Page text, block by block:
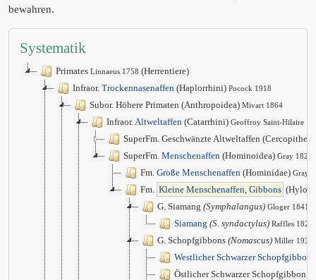
bewahren.
Systematik
Primates Linnaeus 1758 (Herrentiere)
Infraor. Trockennasenaffen (Haplorrhini) Pocock 1918
Subor. Höhere Primaten (Anthropoidea) Mivart 1864
Infraor. Altweltaffen (Catarrhini) Geoffroy Saint-Hilaire
SuperFm. Geschwänzte Altweltaffen
SuperFm. Menschenaffen (Hominoidea) Gray 1825
Fm. Große Menschenaffen (Hominidae) Gray
Fm. Kleine Menschenaffen, Gibbons
G. Siamang (Symphalangus) Gloger 1841
Siamang (S. syndactylus) Raffles 1821
G. Schopfgibbons (Nomascus) Miller 1933
Westlicher Schwarzer Schopfgibbon
Östlicher Schwarzer Schopfgibbon